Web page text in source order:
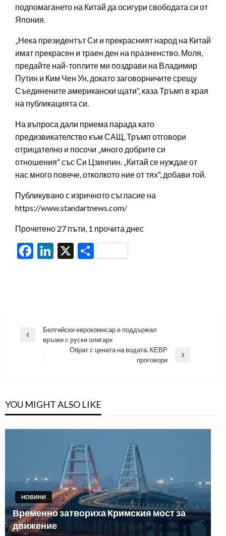
подпомагането на Китай да осигури свободата си от
Япония.
„Нека президентът Си и прекрасният народ на Китай
имат прекрасен и траен ден на празненство. Моля,
предайте най-топлите ми поздрави на Владимир
Путин и Ким Чен Ун, докато заговорничите срещу
Съединените американски щати“, каза Тръмп в края
на публикацията си.
На въпроса дали приема парада като
предизвикателство към САЩ, Тръмп отговори
отрицателно и посочи „много добрите си
отношения“ със Си Цзинпин. „Китай се нуждае от
нас много повече, отколкото ние от тях“, добави той.
Публикувано с изричното съгласие на
https://www.standartnews.com/
Прочетено 27 пъти, 1 прочита днес
Facebook
LinkedIn
X Share
Навигация
Previous
Белгийски еврокомисар е поддържал
връзки с руски олигарх
Обрат с цената на водата. КЕВР
проговори
YOU MIGHT ALSO LIKE
НОВИНИ
Временно затвориха Кримския мост за
движение